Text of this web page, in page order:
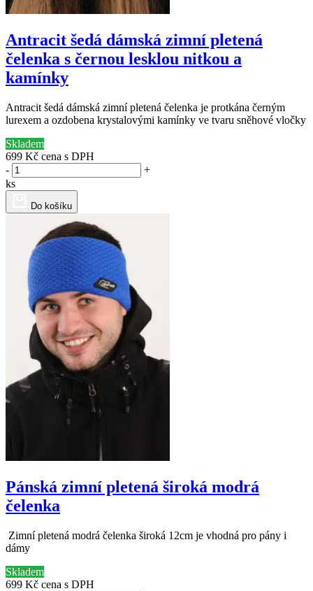
Antracit šedá dámská zimní pletená
čelenka s černou lesklou nitkou a
kamínky
Antracit šedá dámská zimní pletená čelenka je protkána černým
lurexem a ozdobena krystalovými kamínky ve tvaru sněhové vločky
Skladem
699 Kč cena s DPH
-
+
ks
Do košíku
Pánská zimní pletená široká modrá
čelenka
Zimní pletená modrá čelenka široká 12cm je vhodná pro pány i
dámy
Skladem
699 Kč cena s DPH